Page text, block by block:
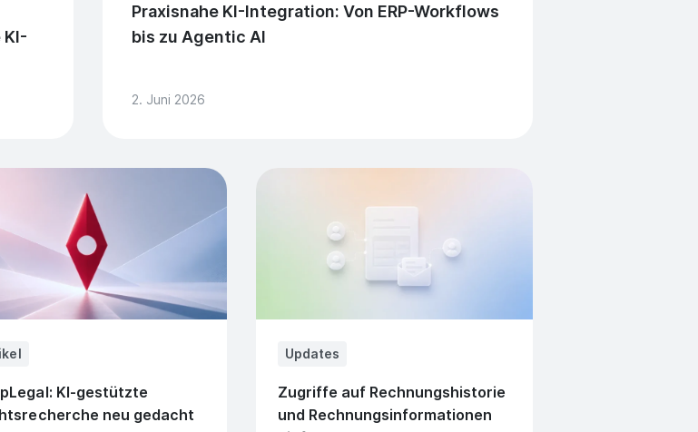
Praxisnahe KI-Integration: Von ERP-Workflows
bis zu Agentic AI
2. Juni 2026
KI-gestützte
neu gedacht
Updates
Zugriffe auf Rechnungshistorie
und Rechnungsinformationen